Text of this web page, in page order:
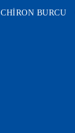
CHİRON BURCU